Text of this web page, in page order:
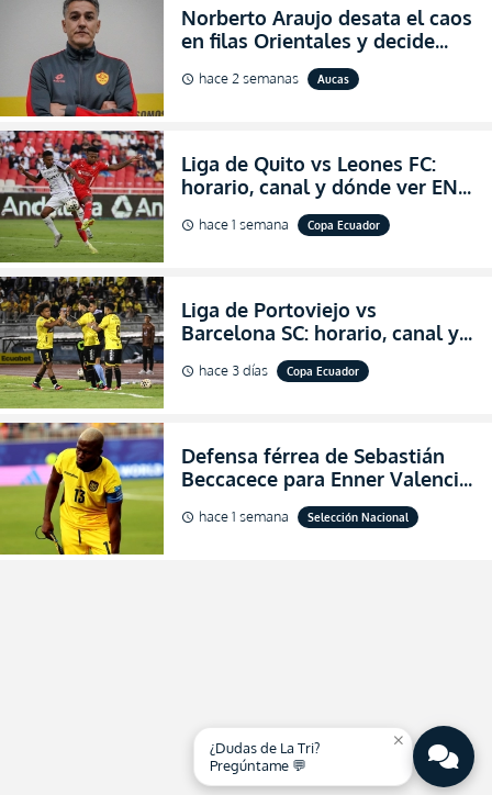
Norberto Araujo desata el caos
en filas Orientales y decide
abandonar la dirección técnica
de Aucas
schedule hace 2 semanas Aucas
Liga de Quito vs Leones FC:
horario, canal y dónde ver EN
VIVO los octavos de final de la
Copa Ecuador 2026
schedule hace 1 semana Copa Ecuador
Liga de Portoviejo vs
Barcelona SC: horario, canal y
dónde ver EN VIVO los octavos
de final de la Copa Ecuador
schedule hace 3 días Copa Ecuador
Defensa férrea de Sebastián
Beccacece para Enner Valencia
al indicar que era el hombre
indicado para Ecuador
schedule hace 1 semana Selección Nacional
close
¿Dudas de La Tri?
Pregúntame 💬